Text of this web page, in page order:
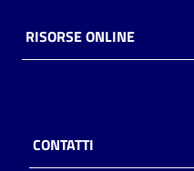
Patto
RISORSE ONLINE
CONTATTI